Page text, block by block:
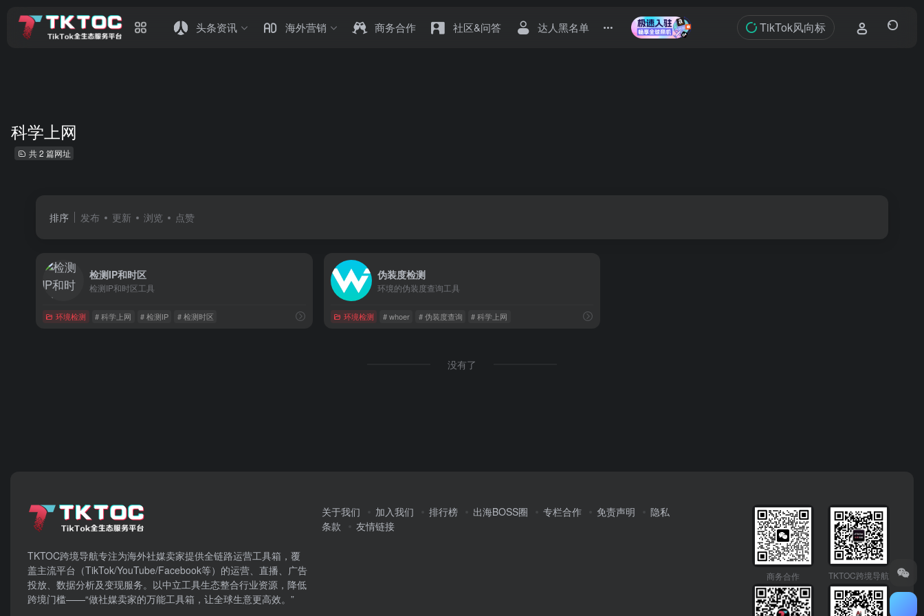
头条资讯 海外营销 商务合作 社区&问答 达人黑名单 TikTok风向标
科学上网
共 2 篇网址
排序 发布 更新 浏览 点赞
检测IP和时区
检测IP和时区工具
环境检测 # 科学上网 # 检测IP # 检测时区
伪装度检测
环境的伪装度查询工具
环境检测 # whoer # 伪装度查询 # 科学上网
没有了
TKTOC跨境导航​专注为海外社媒卖家提供全链路运营工具箱，覆
盖主流平台（TikTok/YouTube/Facebook等）​的运营、直播、广告
投放、数据分析及变现服务。以中立工具生态整合行业资源，降低
跨境门槛——“做社媒卖家的万能工具箱，让全球生意更高效。”
关于我们 加入我们 排行榜 出海BOSS圈 专栏合作 免责声明
隐私
条款
友情链接
商务合作 TKTOC跨境导航